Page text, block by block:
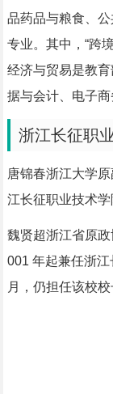
品药品与粮食、
专业。其中，“跨
经济与贸易是教
据与会计、电子商
浙江长征职
唐锦春浙江大学
江长征职业技术学
魏贤超浙江省原
001 年起兼任浙
月，仍担任该校校